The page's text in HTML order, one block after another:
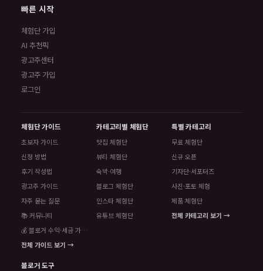
빠른 시작
체험단 가입
AI 추천픽
광고주센터
광고주 가입
로그인
체험단 가이드
초보자 가이드
신청 방법
후기 작성법
광고주 가이드
자주 묻는 질문
📚 커뮤니티
💰 블로거 수익·세금 가이드
전체 가이드 보기 →
카테고리별 체험단
맛집 체험단
뷰티 체험단
숙박·여행
블로그 체험단
인스타 체험단
유튜브 체험단
특별 카테고리
무료 체험단
신규 오픈
기자단·서포터즈
사진·포토 체험
제품 체험단
전체 카테고리 보기 →
블로거 도구